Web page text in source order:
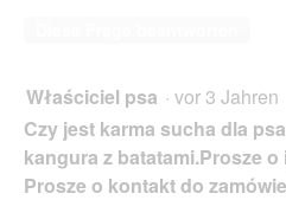
Właściciel psa · vor 3 Jahren
Czy jest karma sucha dla
kangura z batatami.Prosze o
Prosze o kontakt do